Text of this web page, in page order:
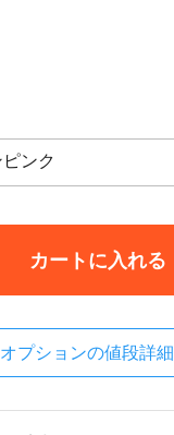
カートに入れる
オプションの値段詳細